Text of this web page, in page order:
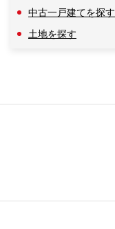
中古一戸建てを探す
土地を探す